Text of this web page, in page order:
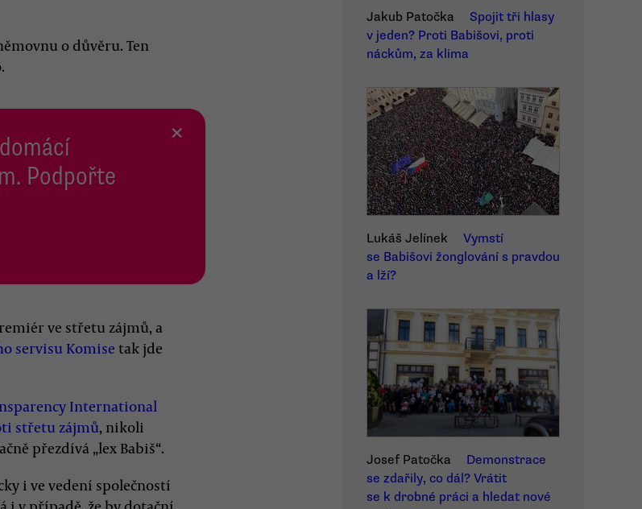
o důvěru. Ten
Podpořte
×
ve střetu zájmů, a
servisu Komise tak jde
International
střetu zájmů, nikoli
přezdívá „lex Babiš“.
i ve vedení společností
Jakub Patočka
Spojit tři hlasy
v jeden? Proti Babišovi, proti
náckům, za klima
Lukáš Jelínek
Vymstí
se Babišovi žonglování s pravdou
a lží?
Josef Patočka
Demonstrace
se zdařily, co dál? Vrátit
se k drobné práci a hledat nové